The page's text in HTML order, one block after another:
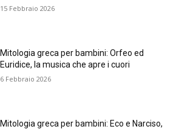
15 Febbraio 2026
Mitologia greca per bambini: Orfeo ed
Euridice, la musica che apre i cuori
6 Febbraio 2026
Mitologia greca per bambini: Eco e Narciso,